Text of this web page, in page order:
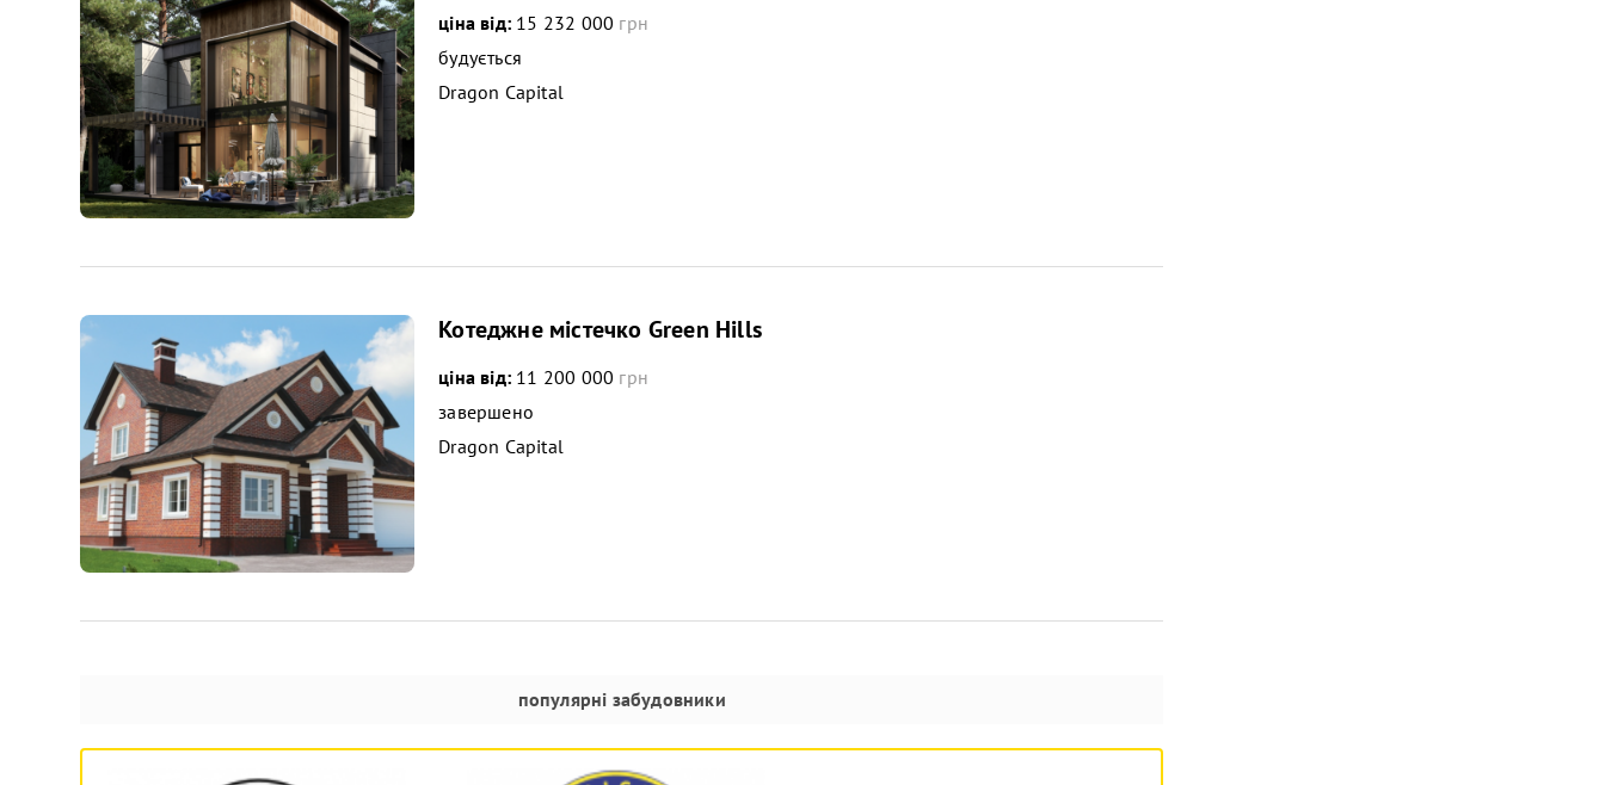
ціна від: 15 232 000 грн
будується
Dragon Capital
Котеджне містечко Green Hills
ціна від: 11 200 000 грн
завершено
Dragon Capital
популярні забудовники